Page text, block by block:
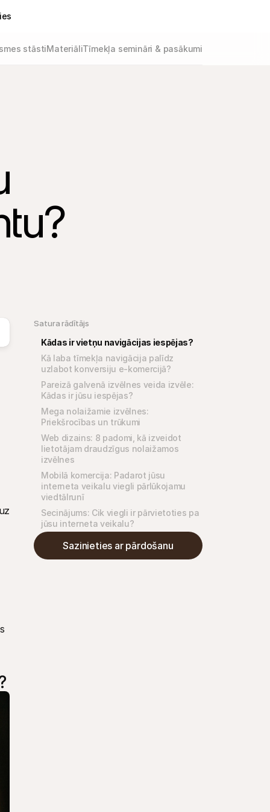
stāstiMateriāliTīmekļa semināri & pasākumi
Satura rādītājs
Kādas ir vietņu navigācijas iespējas?
Kā laba tīmekļa navigācija palīdz
uzlabot konversiju e-komercijā?
Pareizā galvenā izvēlnes veida izvēle:
Kādas ir jūsu iespējas?
Mega nolaižamie izvēlnes:
Priekšrocības un trūkumi
Web dizains: 8 padomi, kā izveidot
lietotājam draudzīgus nolaižamos
izvēlnes
Mobilā komercija: Padarot jūsu
interneta veikalu viegli pārlūkojamu
viedtālrunī
Secinājums: Cik viegli ir pārvietoties pa
jūsu interneta veikalu?
Sazinieties ar pārdošanu